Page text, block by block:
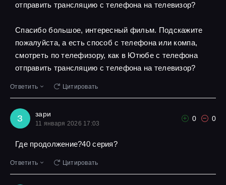
отправить трансляцию с телефона на телевизор?
Спасибо большое, интересный фильм. Подскажите
пожалуйста, а есть способ с телефона или компа,
смотреть по телефизору, как в Ютюбе с телефона
отправить трансляцию с телефона на телевизор?
Ответить Цитировать
З зари
11 января 2026 17:03
0 0
Где продолжение?40 серия?
Ответить Цитировать